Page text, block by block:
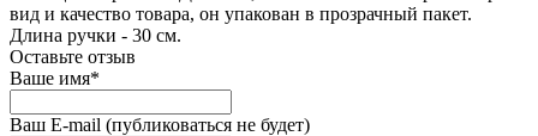
вид и качество товара, он упакован в прозрачный пакет.
Длина ручки - 30 см.
Оставьте отзыв
Ваше имя*
Ваш E-mail (публиковаться не будет)